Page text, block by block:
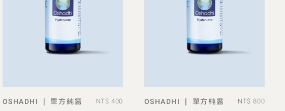
ADD TO BAG
OSHADHI | 單方純露 NT$ 400 ADD TO BAG
OSHADHI | 單方純露 NT$ 800